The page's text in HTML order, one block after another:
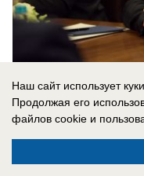
08.08.2026
Новости СМИ2
Наш сайт использует куки.
Продолжая его
файлов cookie и